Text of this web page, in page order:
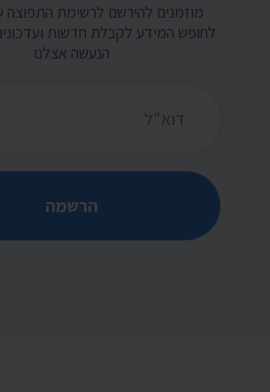
מוזמנים להירשם לרשימת התפוצה
לחופש המידע לקבלת חדשות
הנעשה אצלנו
הרשמה